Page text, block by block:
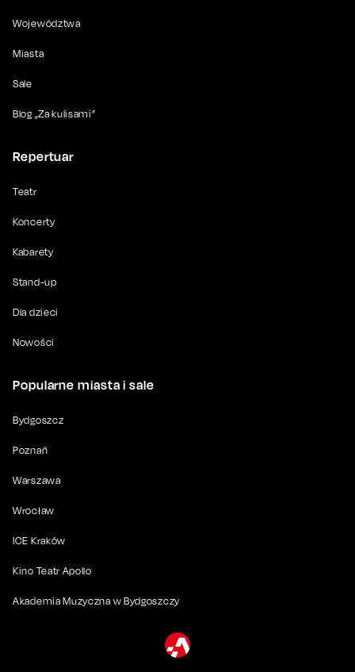
Województwa
Miasta
Sale
Blog „Za kulisami”
Repertuar
Teatr
Koncerty
Kabarety
Stand-up
Dla dzieci
Nowości
Popularne miasta i sale
Bydgoszcz
Poznań
Warszawa
Wrocław
ICE Kraków
Kino Teatr Apollo
Akademia Muzyczna w Bydgoszczy